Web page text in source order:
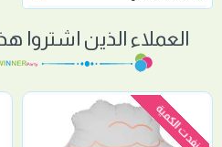
العملاء الذين اشتروا
نفدت الكمية